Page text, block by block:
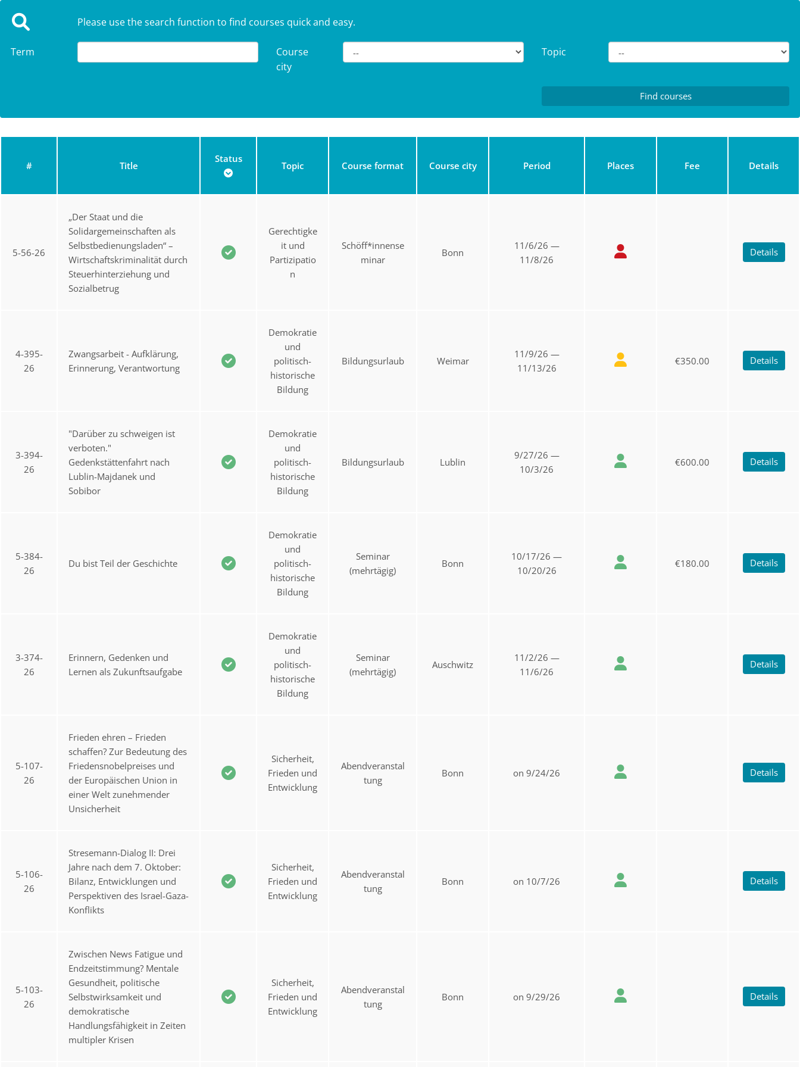
Please use the search function to find courses quick and easy.
Term
Course
city
Topic
# Title
Status
Topic Course format Course city Period Places Fee Details
5-56-26
„Der Staat und die
Solidargemeinschaften als
Selbstbedienungsladen“ –
Wirtschaftskriminalität durch
Steuerhinterziehung und
Sozialbetrug
Gerechtigke
it und
Partizipatio
n
Schöff*innense
minar
Bonn
11/6/26 —
11/8/26
Details
4-395-
26
Zwangsarbeit - Aufklärung,
Erinnerung, Verantwortung
Demokratie
und
politisch-
historische
Bildung
Bildungsurlaub Weimar
11/9/26 —
11/13/26
€350.00 Details
3-394-
26
"Darüber zu schweigen ist
verboten."
Gedenkstättenfahrt nach
Lublin-Majdanek und
Sobibor
Demokratie
und
politisch-
historische
Bildung
Bildungsurlaub Lublin
9/27/26 —
10/3/26
€600.00 Details
5-384-
26
Du bist Teil der Geschichte
Demokratie
und
politisch-
historische
Bildung
Seminar
(mehrtägig)
Bonn
10/17/26 —
10/20/26
€180.00 Details
3-374-
26
Erinnern, Gedenken und
Lernen als Zukunftsaufgabe
Demokratie
und
politisch-
historische
Bildung
Seminar
(mehrtägig)
Auschwitz
11/2/26 —
11/6/26
Details
5-107-
26
Frieden ehren – Frieden
schaffen? Zur Bedeutung des
Friedensnobelpreises und
der Europäischen Union in
einer Welt zunehmender
Unsicherheit
Sicherheit,
Frieden und
Entwicklung
Abendveranstal
tung
Bonn on 9/24/26 Details
5-106-
26
Stresemann-Dialog II: Drei
Jahre nach dem 7. Oktober:
Bilanz, Entwicklungen und
Perspektiven des Israel-Gaza-
Konflikts
Sicherheit,
Frieden und
Entwicklung
Abendveranstal
tung
Bonn on 10/7/26 Details
5-103-
26
Zwischen News Fatigue und
Endzeitstimmung? Mentale
Gesundheit, politische
Selbstwirksamkeit und
demokratische
Handlungsfähigkeit in Zeiten
multipler Krisen
Sicherheit,
Frieden und
Entwicklung
Abendveranstal
tung
Bonn on 9/29/26 Details